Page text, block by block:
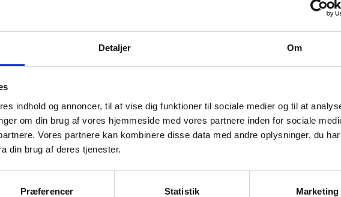
Detaljer Om
indhold og annoncer, til at vise dig funktioner til sociale medier og til at
om din brug af vores hjemmeside med vores partnere inden for sociale
Vores partnere kan kombinere disse data med andre oplysninger, du
din brug af deres tjenester.
Præferencer Statistik Marketing
om deres ejerstruktur.
datterselskaber